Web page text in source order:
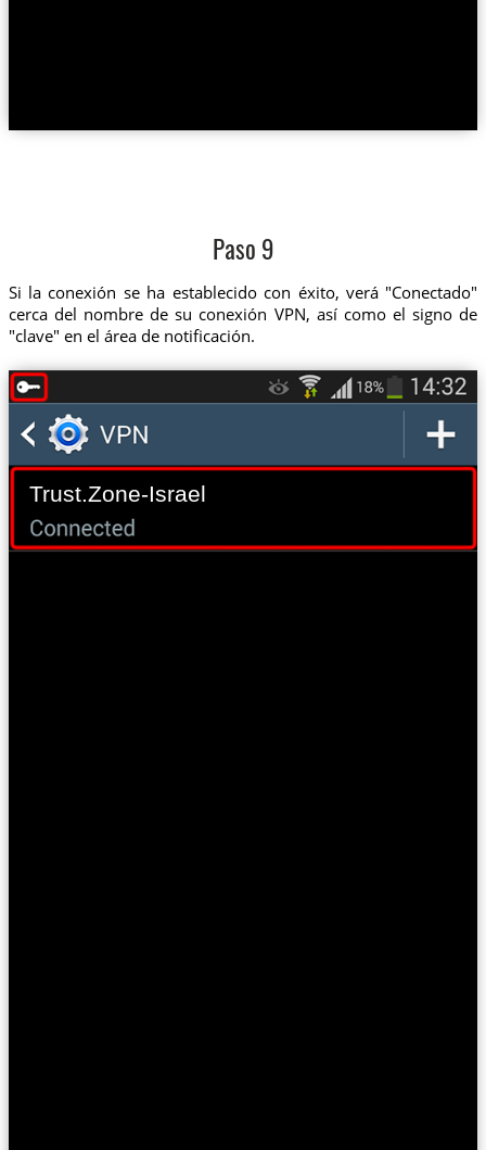
Paso 9
Si la conexión se ha establecido con éxito, verá "Conectado"
cerca del nombre de su conexión VPN, así como el signo de
"clave" en el área de notificación.
Trust.Zone-Israel